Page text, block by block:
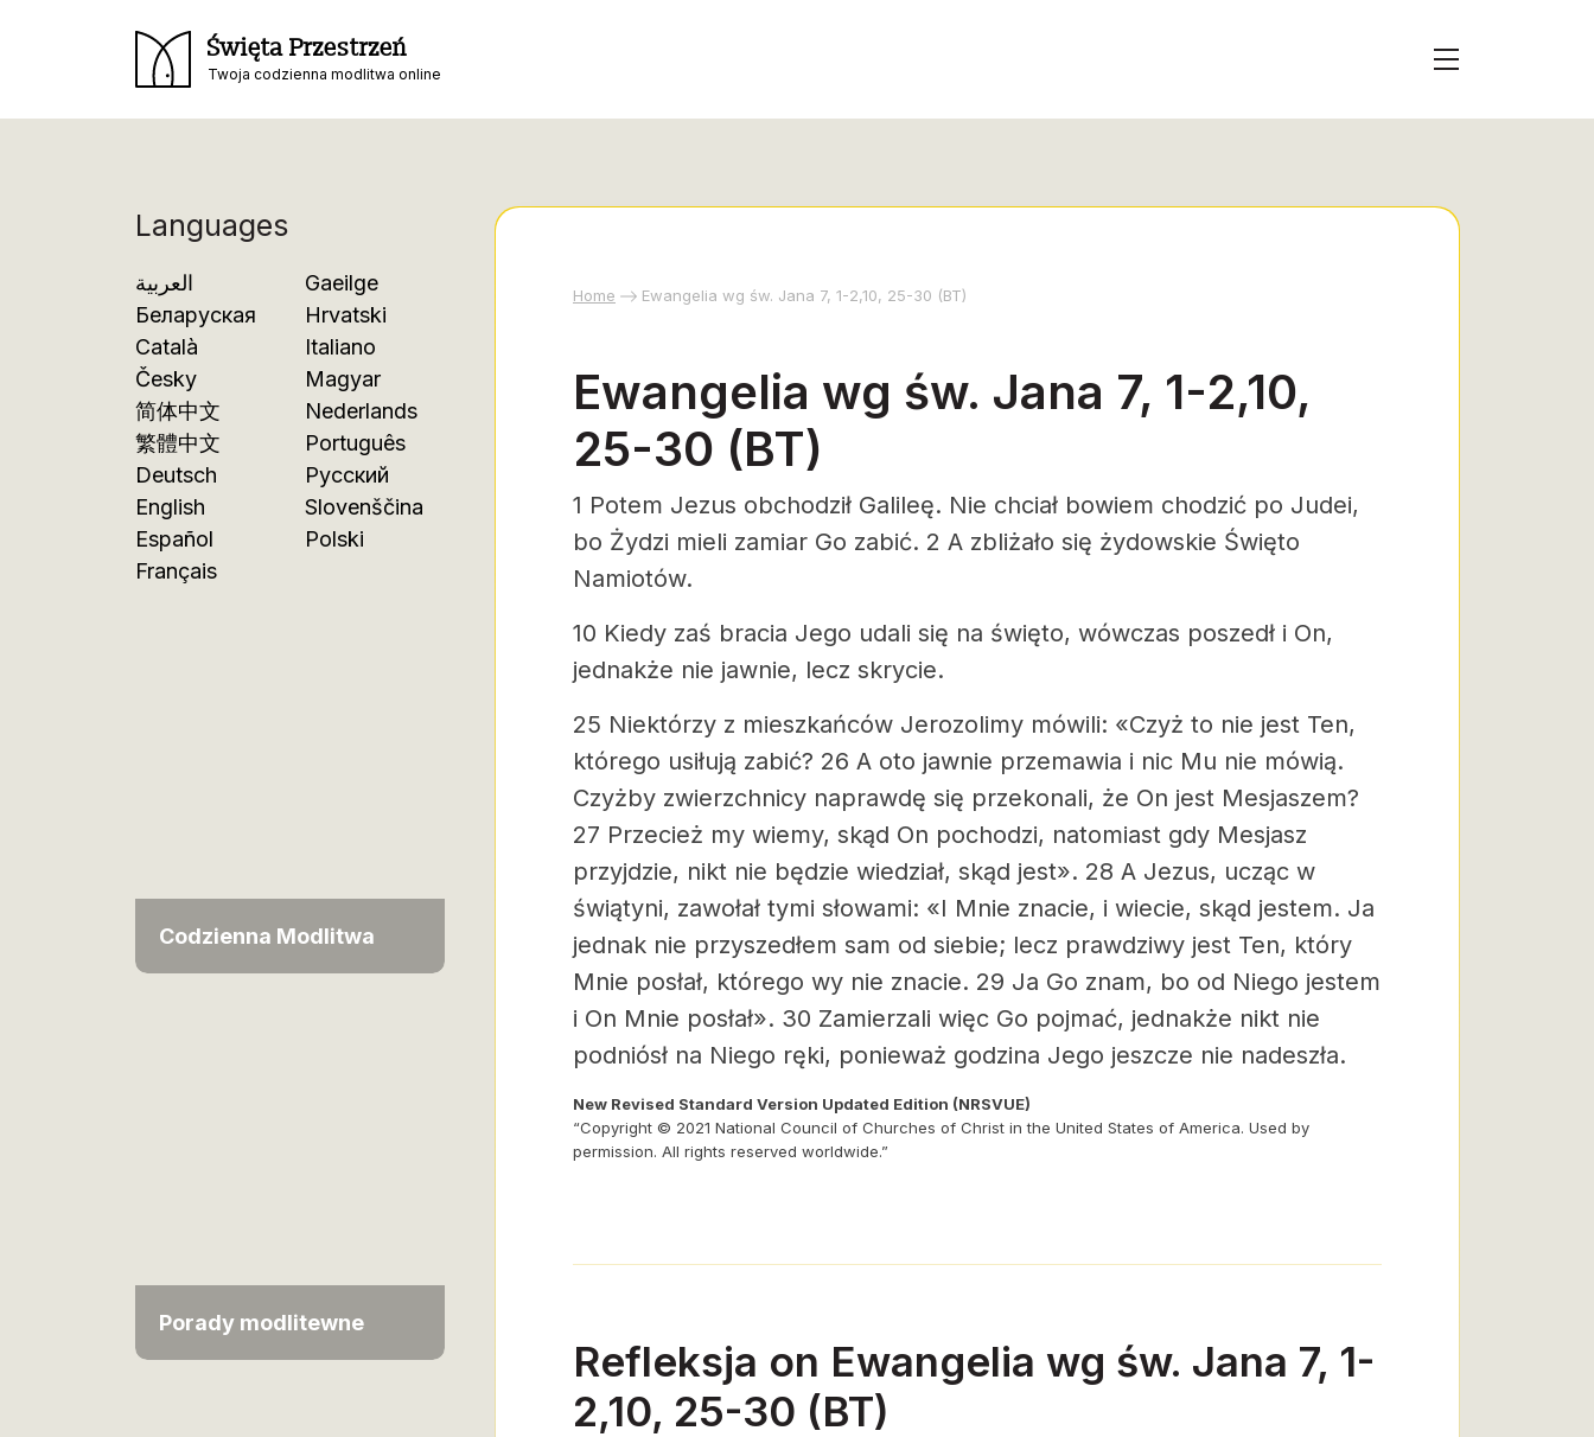
Święta Przestrzeń
Twoja codzienna modlitwa online
Languages
العربية
Беларуская
Català
Česky
简体中文
繁體中文
Deutsch
English
Español
Français
Gaeilge
Hrvatski
Italiano
Magyar
Nederlands
Português
Русский
Slovenščina
Polski
Codzienna Modlitwa
Porady modlitewne
Home Ewangelia wg św. Jana 7, 1-2,10, 25-30 (BT)
Ewangelia wg św. Jana 7, 1-2,10,
25-30 (BT)
1 Potem Jezus obchodził Galileę. Nie chciał bowiem chodzić po Judei,
bo Żydzi mieli zamiar Go zabić. 2 A zbliżało się żydowskie Święto
Namiotów.
10 Kiedy zaś bracia Jego udali się na święto, wówczas poszedł i On,
jednakże nie jawnie, lecz skrycie.
25 Niektórzy z mieszkańców Jerozolimy mówili: «Czyż to nie jest Ten,
którego usiłują zabić? 26 A oto jawnie przemawia i nic Mu nie mówią.
Czyżby zwierzchnicy naprawdę się przekonali, że On jest Mesjaszem?
27 Przecież my wiemy, skąd On pochodzi, natomiast gdy Mesjasz
przyjdzie, nikt nie będzie wiedział, skąd jest». 28 A Jezus, ucząc w
świątyni, zawołał tymi słowami: «I Mnie znacie, i wiecie, skąd jestem. Ja
jednak nie przyszedłem sam od siebie; lecz prawdziwy jest Ten, który
Mnie posłał, którego wy nie znacie. 29 Ja Go znam, bo od Niego jestem
i On Mnie posłał». 30 Zamierzali więc Go pojmać, jednakże nikt nie
podniósł na Niego ręki, ponieważ godzina Jego jeszcze nie nadeszła.
New Revised Standard Version Updated Edition (NRSVUE)
“Copyright © 2021 National Council of Churches of Christ in the United States of America. Used by
permission. All rights reserved worldwide.”
Refleksja on Ewangelia wg św. Jana 7, 1-
2,10, 25-30 (BT)